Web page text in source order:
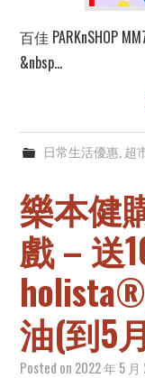
百佳 PARKnSHOP
&nbsp…
日常生活優惠, 超
樂本健
戲 – 送
油(到5
Posted on 2022 年 5 月